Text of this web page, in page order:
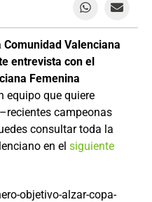
Valenciana
entrevista con el
Femenina
equipo que quiere
campeonas
consultar toda la
en el siguiente
objetivo-alzar-copa-